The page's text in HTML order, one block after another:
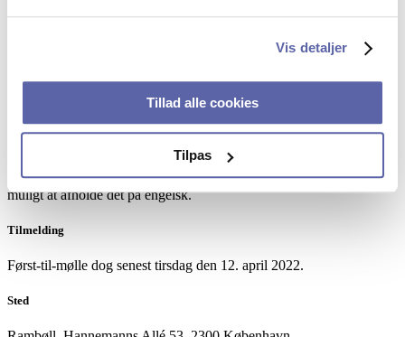
Vis detaljer
Tillad alle cookies
Tilpas
Onsdag den 20. april 2022 kl. 10:00 – 13:00
Foredraget afholdes som udgangspunkt på dansk. Men det er også
muligt at afholde det på engelsk.
Tilmelding
Først-til-mølle dog senest tirsdag den 12. april 2022.
Sted